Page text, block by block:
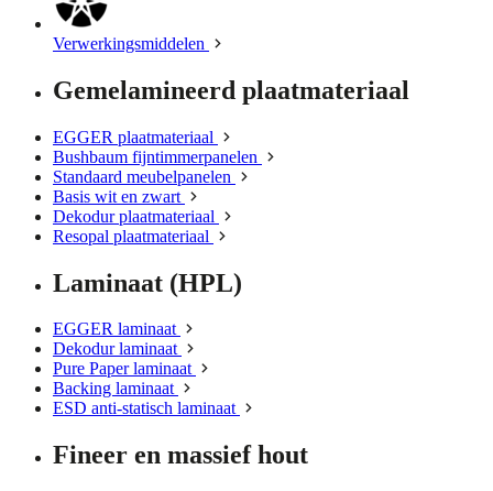
Verwerkingsmiddelen
Gemelamineerd plaatmateriaal
EGGER plaatmateriaal
Bushbaum fijntimmerpanelen
Standaard meubelpanelen
Basis wit en zwart
Dekodur plaatmateriaal
Resopal plaatmateriaal
Laminaat (HPL)
EGGER laminaat
Dekodur laminaat
Pure Paper laminaat
Backing laminaat
ESD anti-statisch laminaat
Fineer en massief hout